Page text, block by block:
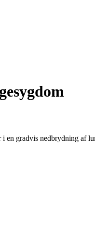
gradvis nedbrydning af